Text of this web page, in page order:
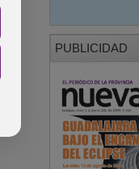
PUBLICIDAD